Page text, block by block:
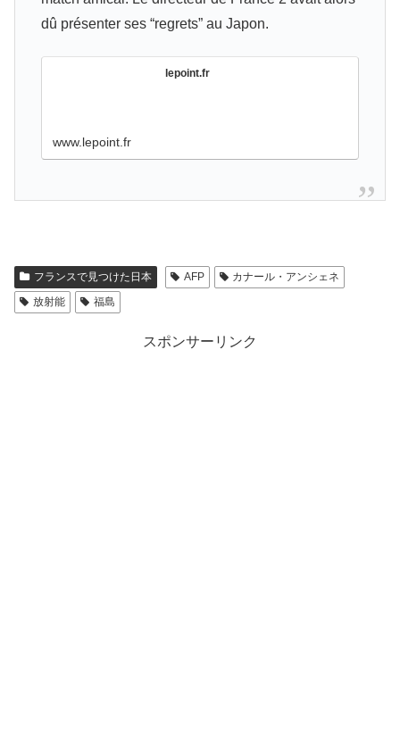
dû présenter ses “regrets” au Japon.
lepoint.fr
www.lepoint.fr
フランスで見つけた日本 AFP
カナール・アンシェネ
放射能
福島
スポンサーリンク